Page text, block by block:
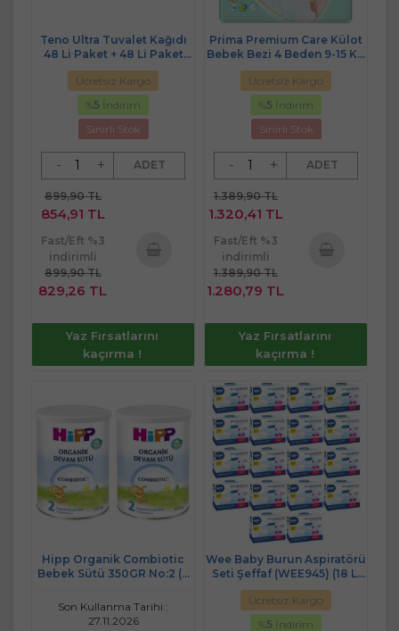
Teno Ultra Tuvalet Kağıdı
48 Li Paket + 48 Li Paket
Kağıt Havlu Avantaj Pk (2
Katlı)
Ücretsiz Kargo
%5 İndirim
Sınırlı Stok
- + ADET
899,90 TL
854,91 TL
Fast/Eft %3
indirimli
899,90 TL
829,26 TL
Yaz Fırsatlarını
kaçırma !
Prima Premium Care Külot
Bebek Bezi 4 Beden 9-15 KG
88 Adet Süper Ekonomik
Pk
Ücretsiz Kargo
%5 İndirim
Sınırlı Stok
- + ADET
1.389,90 TL
1.320,41 TL
Fast/Eft %3
indirimli
1.389,90 TL
1.280,79 TL
Yaz Fırsatlarını
kaçırma !
Hipp Organik Combiotic
Bebek Sütü 350GR No:2 (2
Son Kullanma Tarihi :
27.11.2026
Wee Baby Burun Aspiratörü
Seti Şeffaf (WEE945) (18 Li
Set)
Ücretsiz Kargo
%5 İndirim